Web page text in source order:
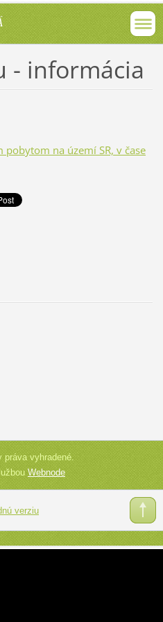
- informácia
na území SR, v čase
vyhradené.
Webnode
verziu